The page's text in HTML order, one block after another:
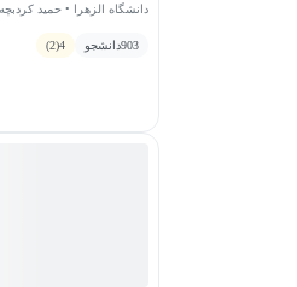
دانشگاه الزهرا • حمید کردبچه
903دانشجو 4
(2)